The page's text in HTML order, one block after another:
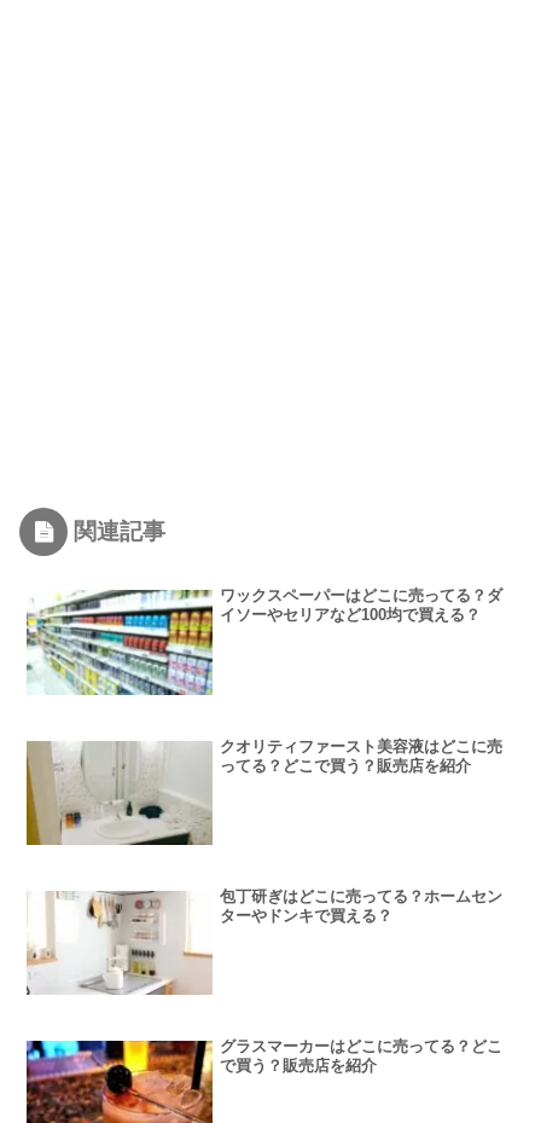
関連記事
ワックスペーパーはどこに売ってる？ダ
イソーやセリアなど100均で買える？
クオリティファースト美容液はどこに売
ってる？どこで買う？販売店を紹介
包丁研ぎはどこに売ってる？ホームセン
ターやドンキで買える？
グラスマーカーはどこに売ってる？どこ
で買う？販売店を紹介